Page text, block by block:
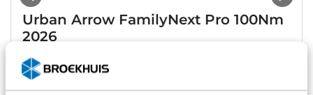
Urban Arrow FamilyNext Pro 100Nm
2026
Bosch Cargo Line Smart